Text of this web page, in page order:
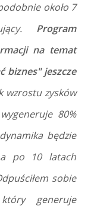
około 7
Program
na temat
biznes" jeszcze
wzrostu zysków
80%
będzie
po 10 latach
sobie
generuje